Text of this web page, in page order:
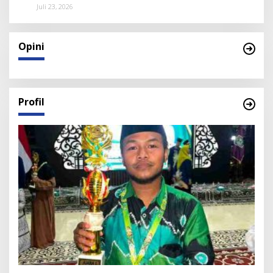
Juli 23, 2026
Opini
Profil